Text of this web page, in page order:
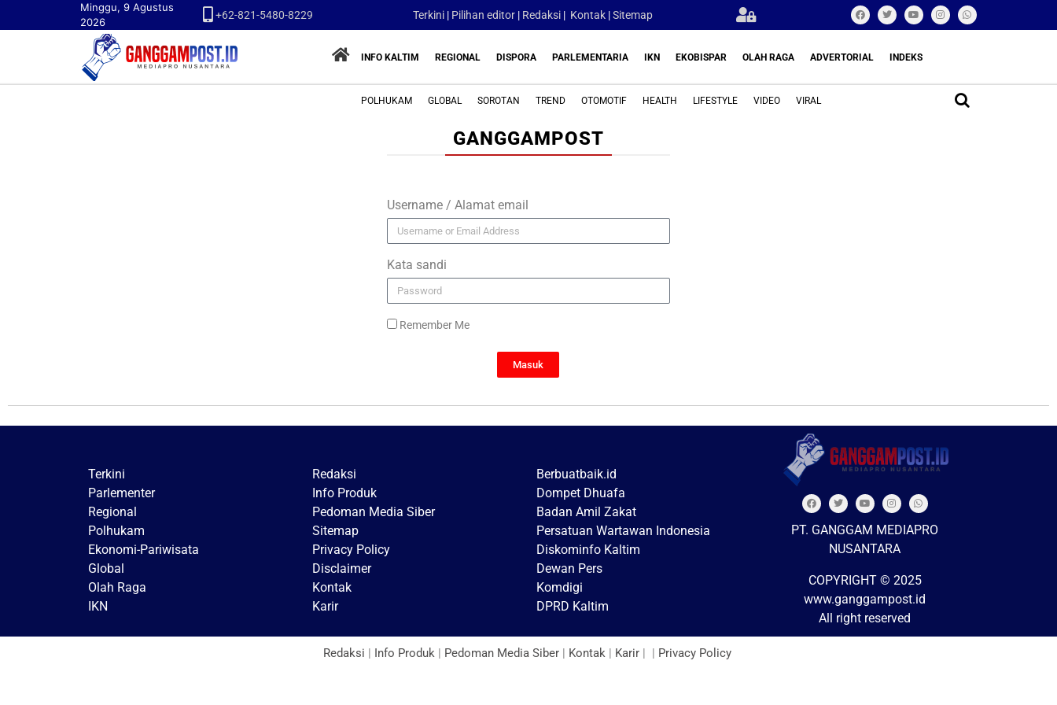
Minggu, 9 Agustus
2026
+62-821-5480-8229 Terkini| Pilihan editor| Redaksi| Kontak|Sitemap
INFO KALTIM REGIONAL DISPORA PARLEMENTARIA IKN EKOBISPAR OLAH RAGA ADVERTORIAL INDEKS
POLHUKAM GLOBAL SOROTAN TREND OTOMOTIF HEALTH LIFESTYLE VIDEO VIRAL
GANGGAMPOST
Username / Alamat email
Kata sandi
Remember Me
Masuk
Terkini
Parlementer
Regional
Polhukam
Ekonomi-Pariwisata
Global
Olah Raga
IKN
Redaksi
Info Produk
Pedoman Media Siber
Sitemap
Privacy Policy
Disclaimer
Kontak
Karir
Berbuatbaik.id
Dompet Dhuafa
Badan Amil Zakat
Persatuan Wartawan Indonesia
Diskominfo Kaltim
Dewan Pers
Komdigi
DPRD Kaltim
PT. GANGGAM MEDIAPRO
NUSANTARA
COPYRIGHT © 2025
www.ganggampost.id
All right reserved
Redaksi | Info Produk| Pedoman Media Siber| Kontak| Karir| | Privacy Policy